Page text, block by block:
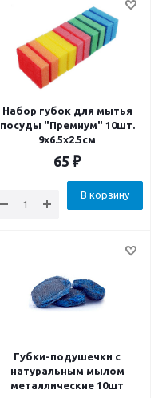
Набор губок для мытья
посуды "Премиум" 10шт.
9x6.5x2.5см
65 ₽
В корзину
Губки-подушечки с
натуральным мылом
металлические 10шт